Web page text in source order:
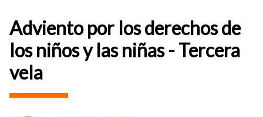
Adviento por los derechos de
los niños y las niñas - Tercera
vela